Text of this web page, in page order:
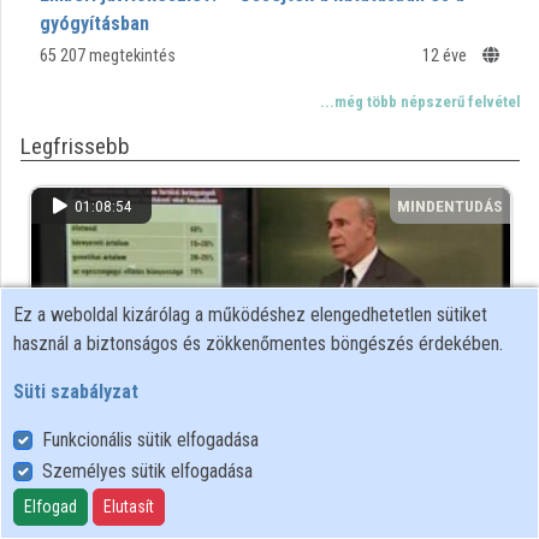
Közreműködők
gyógyításban
65 207 megtekintés 12 éve
...még több népszerű felvétel
Legfrissebb
01:08:54 MINDENTUDÁS
Öregedés: Örök ifjúság?
910 megtekintés
Ez a weboldal kizárólag a működéshez elengedhetetlen sütiket
használ a biztonságos és zökkenőmentes böngészés érdekében.
Süti szabályzat
Funkcionális sütik elfogadása
Személyes sütik elfogadása
Elfogad Elutasít